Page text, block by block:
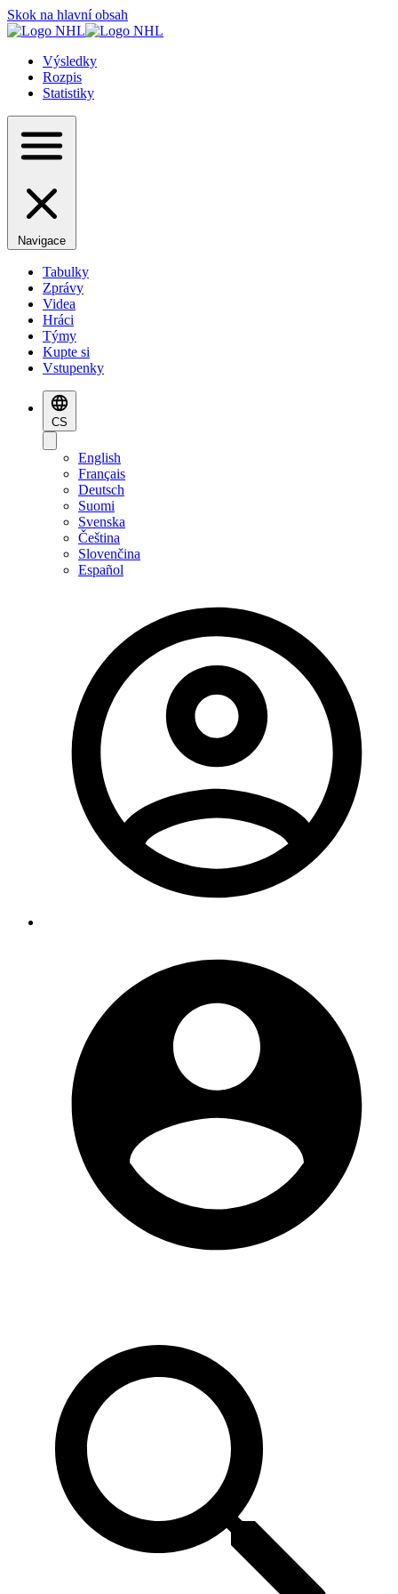
Skok na hlavní obsah
Výsledky
Rozpis
Statistiky
Navigace
Tabulky
Zprávy
Videa
Hráci
Týmy
Kupte si
Vstupenky
CS
English
Français
Deutsch
Suomi
Svenska
Čeština
Slovenčina
Español